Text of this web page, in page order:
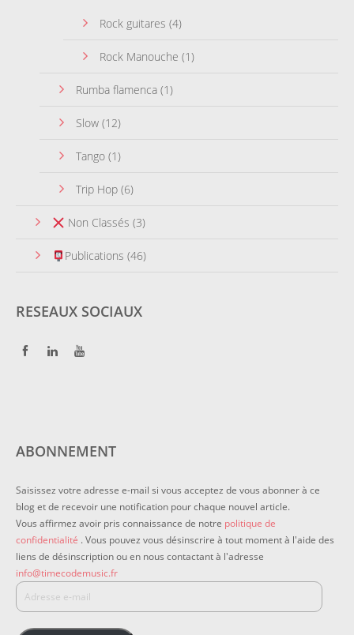
Rock guitares (4)
Rock Manouche (1)
Rumba flamenca (1)
Slow (12)
Tango (1)
Trip Hop (6)
Non Classés (3)
Publications (46)
RESEAUX SOCIAUX
ABONNEMENT
Saisissez votre adresse e-mail si vous acceptez de vous abonner à ce
blog et de recevoir une notification pour chaque nouvel article.
Vous affirmez avoir pris connaissance de notre politique de
confidentialité . Vous pouvez vous désinscrire à tout moment à l'aide des
liens de désinscription ou en nous contactant à l'adresse
info@timecodemusic.fr